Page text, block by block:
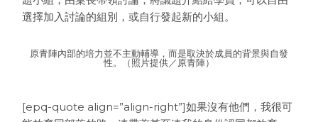
選擇加入討論的組別，或自行發起新的小組。
原青陣內部的培力並不主動輔導，而是取決於成員的背景與自發
性。（照片提供／原青陣）
[epq-quote align=”align-right”]如果沒有他們，我很可